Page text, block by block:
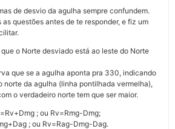
de desvio da agulha sempre confundem.
questões antes de te responder, e fiz um
o Norte desviado está ao leste do Norte
que se a agulha aponta pra 330, indicando
norte da agulha (linha pontilhada vermelha),
o verdadeiro norte tem que ser maior.
; ou Rv=Rmg-Dmg;
; ou Rv=Rag-Dmg-Dag.